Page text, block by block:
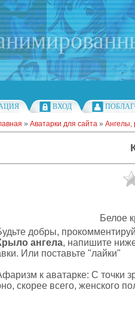
ВХОД
» Аватарки для сайта » Ангелы,
Белое
добры,
ангела, напишите
Или поставьте "лайки"
к аватарке: С точки
скорее всего, женского